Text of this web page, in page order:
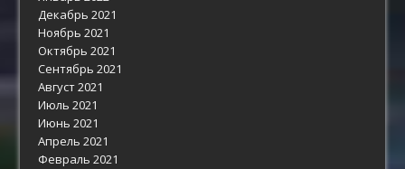
Декабрь 2021
Ноябрь 2021
Октябрь 2021
Сентябрь 2021
Август 2021
Июль 2021
Июнь 2021
Апрель 2021
Февраль 2021